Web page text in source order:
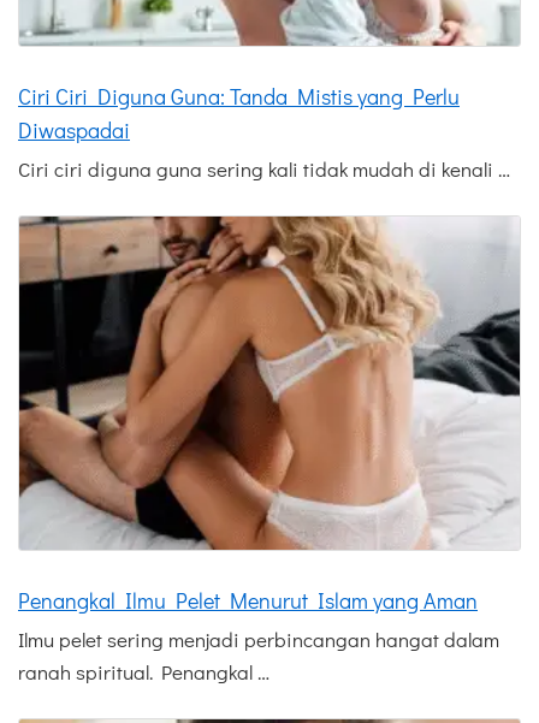
Ciri Ciri Diguna Guna: Tanda Mistis yang Perlu
Diwaspadai
Ciri ciri diguna guna sering kali tidak mudah di kenali …
Penangkal Ilmu Pelet Menurut Islam yang Aman
Ilmu pelet sering menjadi perbincangan hangat dalam
ranah spiritual. Penangkal …